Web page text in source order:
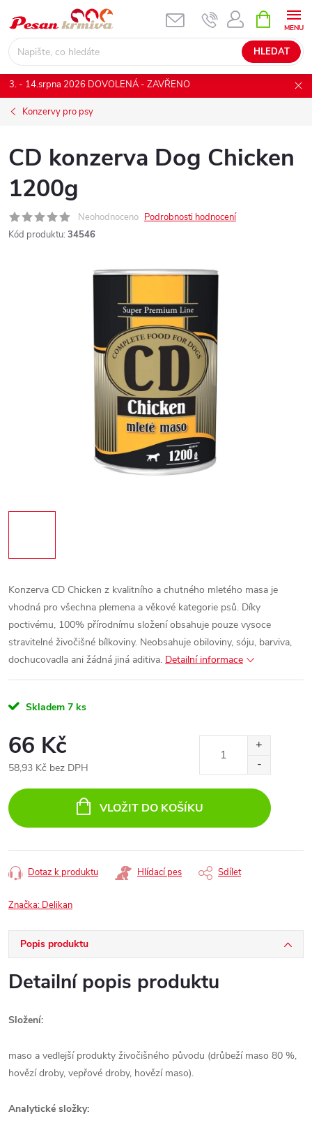
na
obsah
HLEDAT
NÁKUPNÍ
KOŠÍK
3. - 14.srpna 2026 DOVOLENÁ - ZAVŘENO
Konzervy pro psy
CD konzerva Dog Chicken
1200g
Neohodnoceno Podrobnosti hodnocení
Kód produktu: 34546
Konzerva CD Chicken z kvalitního a chutného mletého masa je
vhodná pro všechna plemena a věkové kategorie psů. Díky
poctivému, 100% přírodnímu složení obsahuje pouze vysoce
stravitelné živočišné bílkoviny. Neobsahuje obiloviny, sóju, barviva,
dochucovadla ani žádná jiná aditiva. Detailní informace
Skladem 7 ks
66 Kč
58,93 Kč bez DPH
cena:
VLOŽIT DO KOŠÍKU
Dotaz k produktu Hlídací pes Sdílet
Značka: Delikan
Popis produktu
Detailní popis produktu
Složení:
maso a vedlejší produkty živočišného původu (drůbeží maso 80 %,
hovězí droby, vepřové droby, hovězí maso).
Analytické složky: